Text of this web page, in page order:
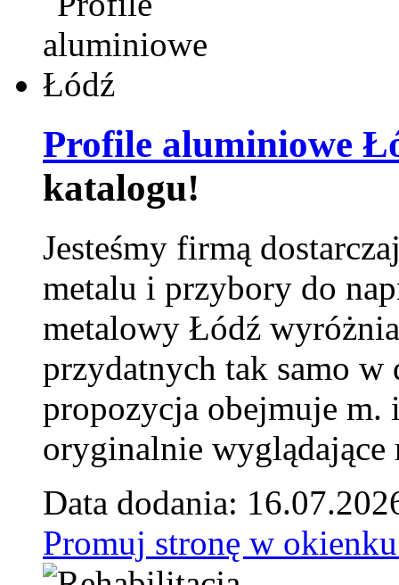
Profile aluminiowe
katalogu!
Jesteśmy firmą
metalu i przybory do
metalowy Łódź
przydatnych tak samo w
propozycja obejmuje m.
oryginalnie wyglądające
Data dodania:
Promuj stronę w